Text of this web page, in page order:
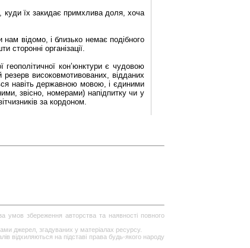
куди їх закидає примхлива доля, хоча
відомо, і близько немає подібного
організації.
кон’юнктури є чудовою
високовмотивованих, відданих
навіть державною мовою, і єдиними
звісно, номерами) напідпитку чи у
за кордоном.
умов збереження авторства та наявності повного
джерел, згадуваних у матеріалах ресурсу.
відхиляються на підставі права будь-якого народу